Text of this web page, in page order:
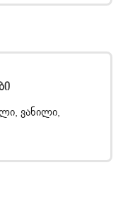
ვანილი,